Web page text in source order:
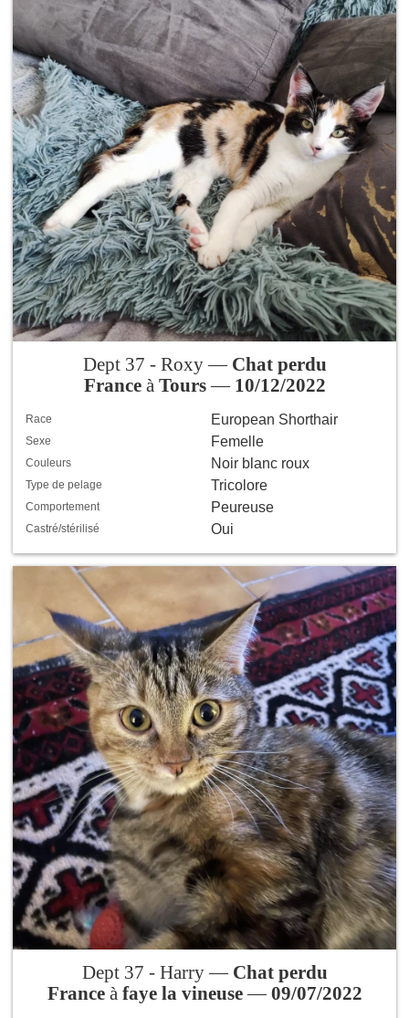
Dept 37 - Roxy — Chat perdu
Franceà Tours— 10/12/2022
Race European Shorthair
Sexe Femelle
Couleurs Noir blanc roux
Type de pelage Tricolore
Comportement Peureuse
Castré/stérilisé Oui
Dept 37 - Harry — Chat perdu
Franceà faye la vineuse—09/07/2022